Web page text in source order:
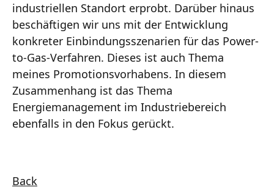
industriellen Standort erprobt. Darüber hinaus
beschäftigen wir uns mit der Entwicklung
konkreter Einbindungsszenarien für das Power-
to-Gas-Verfahren. Dieses ist auch Thema
meines Promotionsvorhabens. In diesem
Zusammenhang ist das Thema
Energiemanagement im Industriebereich
ebenfalls in den Fokus gerückt.
Back